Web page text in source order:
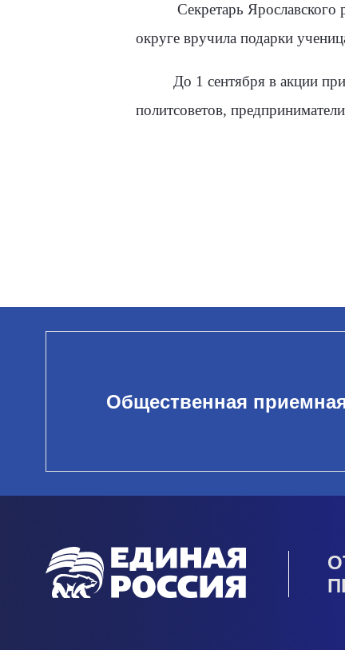
Секретарь
округе вручила подарки
До 1 сентября в акции
политсоветов,
Общественная